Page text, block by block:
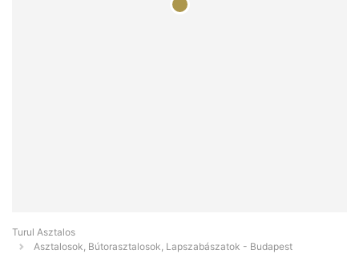
Turul Asztalos
Asztalosok, Bútorasztalosok, Lapszabászatok - Budapest